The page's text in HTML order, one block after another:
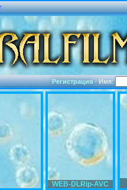
Регистрация·Имя:
WEB-DLRip-AVC